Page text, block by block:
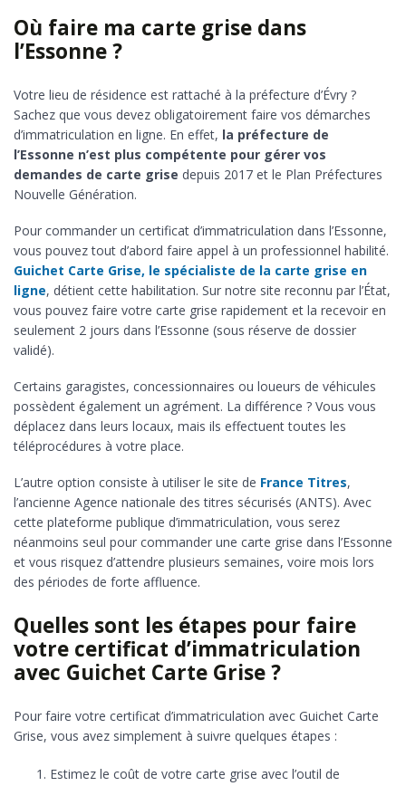
Où faire ma carte grise dans
l’Essonne ?
Votre lieu de résidence est rattaché à la préfecture d’Évry ?
Sachez que vous devez obligatoirement faire vos démarches
d’immatriculation en ligne. En effet, la préfecture de
l’Essonne n’est plus compétente pour gérer vos
demandes de carte grise depuis 2017 et le Plan Préfectures
Nouvelle Génération.
Pour commander un certificat d’immatriculation dans l’Essonne,
vous pouvez tout d’abord faire appel à un professionnel habilité.
Guichet Carte Grise, le spécialiste de la carte grise en
ligne, détient cette habilitation. Sur notre site reconnu par l’État,
vous pouvez faire votre carte grise rapidement et la recevoir en
seulement 2 jours dans l’Essonne (sous réserve de dossier
validé).
Certains garagistes, concessionnaires ou loueurs de véhicules
possèdent également un agrément. La différence ? Vous vous
déplacez dans leurs locaux, mais ils effectuent toutes les
téléprocédures à votre place.
L’autre option consiste à utiliser le site de France Titres,
l’ancienne Agence nationale des titres sécurisés (ANTS). Avec
cette plateforme publique d’immatriculation, vous serez
néanmoins seul pour commander une carte grise dans l’Essonne
et vous risquez d’attendre plusieurs semaines, voire mois lors
des périodes de forte affluence.
Quelles sont les étapes pour faire
votre certificat d’immatriculation
avec Guichet Carte Grise ?
Pour faire votre certificat d’immatriculation avec Guichet Carte
Grise, vous avez simplement à suivre quelques étapes :
Estimez le coût de votre carte grise avec l’outil de